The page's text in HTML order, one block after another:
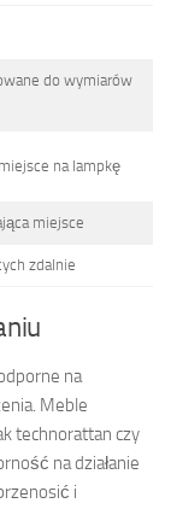
do wymiarów
na lampkę
miejsce
zdalnie
na
Meble
technorattan czy
na działanie
i